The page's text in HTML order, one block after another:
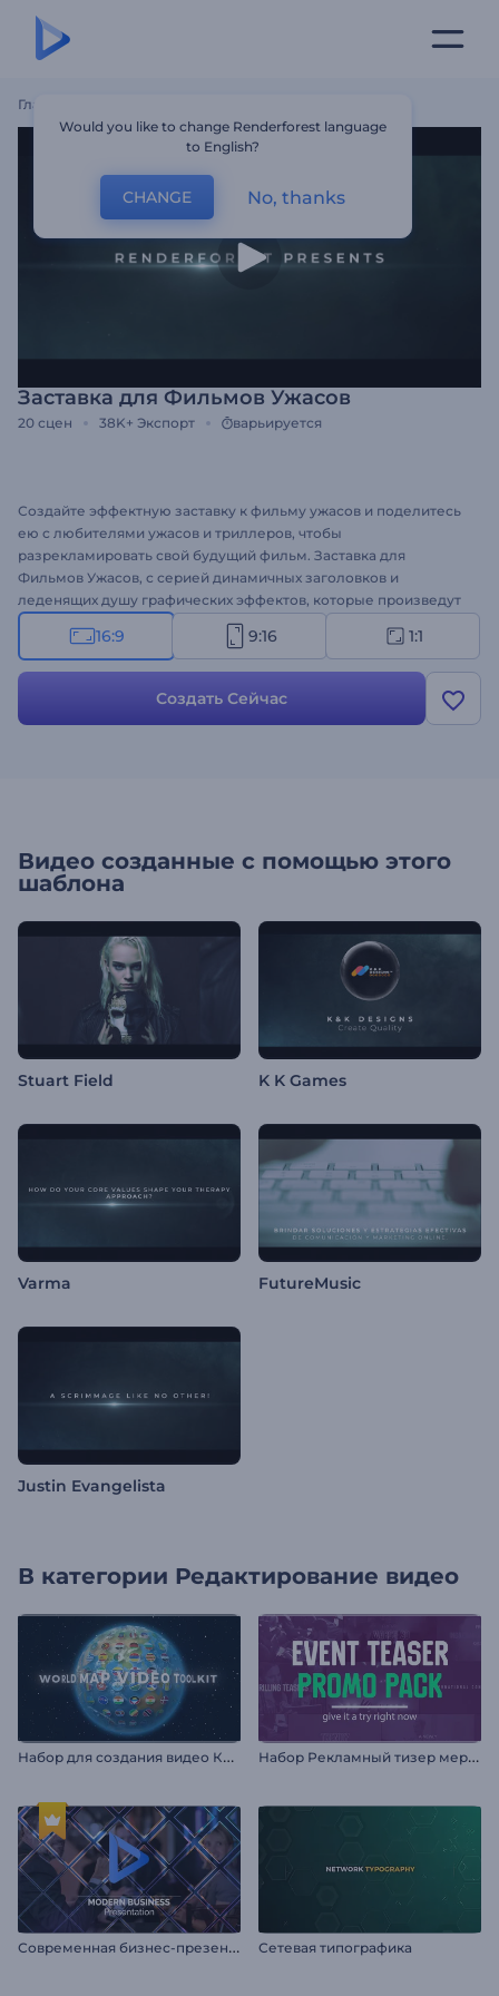
Главная
Заставка для Фильмов Ужасов
20 сцен 38K+ Экспорт варьируется
Создайте эффектную заставку к фильму ужасов и поделитесь
ею с любителями ужасов и триллеров, чтобы
разрекламировать свой будущий фильм. Заставка для
Фильмов Ужасов, с серией динамичных заголовков и
леденящих душу графических эффектов, которые произведут
неизгладимое впечатление на вашу аудиторию. Этот
тематический шаблон содержит все необходимое, чтобы
проектов, которое заставит ваших зрителей трепетать в
ожидании фильма. Загрузите свои медиафайлы, напечатайте
16:9 9:16 1:1
Создать Сейчас
Видео созданные с помощью этого
шаблона
Stuart Field K K Games
Varma FutureMusic
Justin Evangelista
В категории Редактирование видео
Н
абор для создания видео Карта мира Н
абор Рекламный тизер мероприятия
С
овременная бизнес-презентация Сетевая типографика
Would you like to change Renderforest language
to English?
CHANGE No, thanks